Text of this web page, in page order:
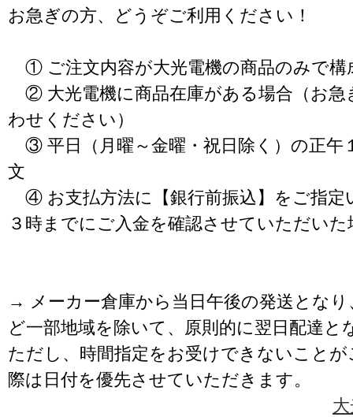
お急ぎの方、どうぞご利用ください！
① ご注文内容が大光電機の商品のみで構
② 大光電機に商品在庫がある場合（お急
わせください）
③ 平日（月曜～金曜・祝日除く）の正午
文
④ お支払方法に【銀行前振込】をご指定
３時までにご入金を確認させていただいた
→ メーカー倉庫から当日午後の発送となり
ど一部地域を除いて、原則的に翌日配達と
ただし、時間指定をお受けできないこと
際は日付を優先させていただきます。